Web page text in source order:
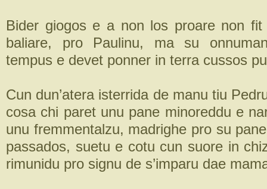
Bider giogos e a non los proare non
baliare, pro Paulinu, ma su
tempus e devet ponner in terra cussos
Cun dun’atera isterrida de manu tiu
cosa chi paret unu pane minoreddu e
unu fremmentalzu, madrighe pro su
passados, suetu e cotu cun suore in
rimunidu pro signu de s’imparu dae